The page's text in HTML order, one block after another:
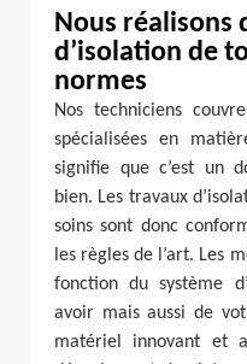
Nous réalisons
d’isolation de
normes
Nos techniciens
spécialisées en
signifie que c’est un
bien. Les travaux
soins sont donc
les règles de l’art. Les
fonction du système
avoir mais aussi de
matériel innovant et